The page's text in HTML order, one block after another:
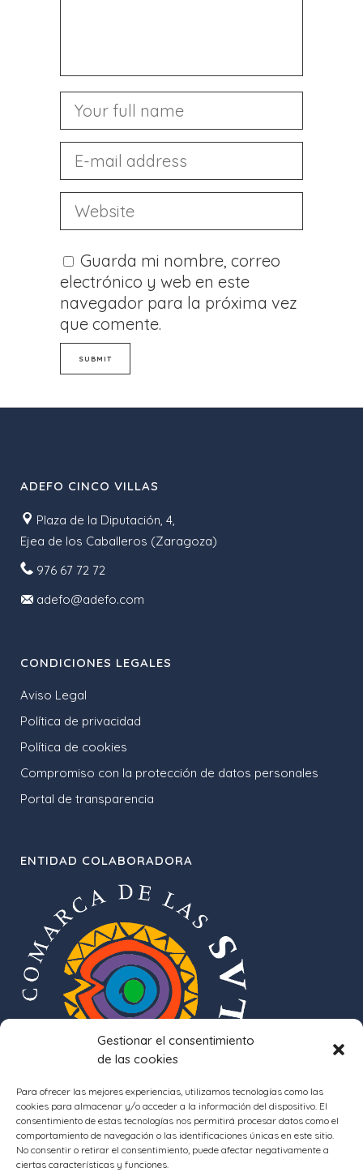
Gestionar el consentimiento
de las cookies
Para ofrecer las mejores experiencias, utilizamos tecnologías como las
cookies para almacenar y/o acceder a la información del dispositivo. El
consentimiento de estas tecnologías nos permitirá procesar datos como el
comportamiento de navegación o las identificaciones únicas en este sitio.
No consentir o retirar el consentimiento, puede afectar negativamente a
ciertas características y funciones.
Guarda mi nombre, correo
electrónico y web en este
navegador para la próxima vez
que comente.
ADEFO CINCO VILLAS
Plaza de la Diputación, 4,
Ejea de los Caballeros (Zaragoza)
976 67 72 72
adefo@adefo.com
CONDICIONES LEGALES
Aviso Legal
Política de privacidad
Política de cookies
Compromiso con la protección de datos personales
Portal de transparencia
ENTIDAD COLABORADORA